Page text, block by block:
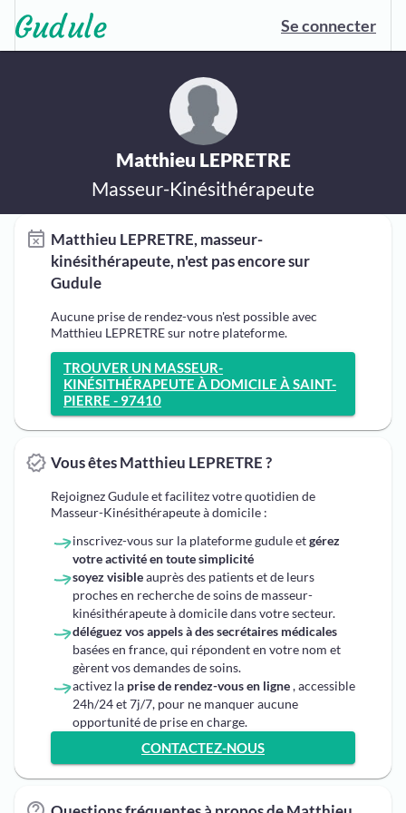
Se connecter
Matthieu LEPRETRE
Masseur-Kinésithérapeute
Matthieu LEPRETRE, masseur-
kinésithérapeute, n'est pas encore sur
Gudule
Aucune prise de rendez-vous n'est possible avec
Matthieu LEPRETRE sur notre plateforme.
TROUVER UN MASSEUR-
KINÉSITHÉRAPEUTE À DOMICILE À SAINT-
PIERRE - 97410
Vous êtes Matthieu LEPRETRE ?
Rejoignez Gudule et facilitez votre quotidien de
Masseur-Kinésithérapeute à domicile :
inscrivez-vous sur la plateforme gudule etgérez
votre activité en toute simplicité
soyez visibleauprès des patients et de leurs
proches en recherche de soins de masseur-
kinésithérapeute à domicile dans votre secteur.
déléguez vos appels à des secrétaires médicales
basées en france, qui répondent en votre nom et
gèrent vos demandes de soins.
activez la prise de rendez-vous en ligne, accessible
24h/24 et 7j/7, pour ne manquer aucune
opportunité de prise en charge.
CONTACTEZ-NOUS